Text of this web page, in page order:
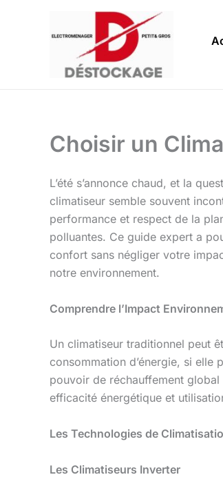
Choisir un
L’été s’annonce chaud, et la
climatiseur semble souvent
performance et respect de la
polluantes. Ce guide expert a
confort sans négliger votre
notre environnement.
Comprendre l’Impact
Un climatiseur traditionnel peut
consommation d’énergie, si elle
pouvoir de réchauffement
efficacité énergétique et
Les Technologies de
Les Climatiseurs Inverter